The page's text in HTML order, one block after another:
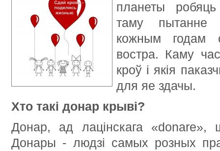
планеты
таму пытанне
кожным годам
востра. Каму
кроў і якія
для яе здачы.
Хто такі донар крыві?
Донар, ад лацінскага «donare»,
Донары - людзі самых розных